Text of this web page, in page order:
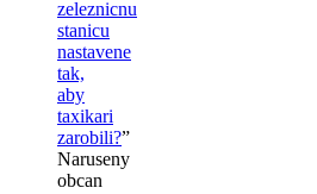
zeleznicnu
stanicu
nastavene
tak,
aby
taxikari
zarobili?”
Naruseny
obcan